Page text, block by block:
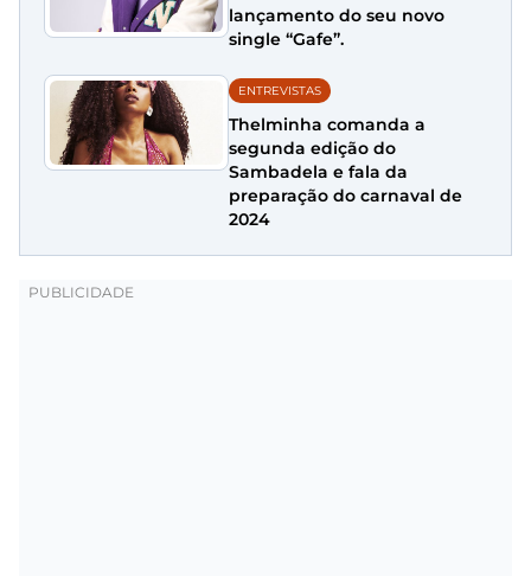
lançamento do seu novo
single “Gafe”.
ENTREVISTAS
Thelminha comanda a
segunda edição do
Sambadela e fala da
preparação do carnaval de
2024